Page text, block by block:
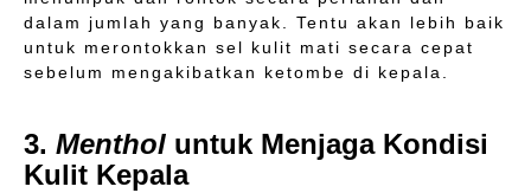
dalam jumlah yang banyak. Tentu akan lebih baik
untuk merontokkan sel kulit mati secara cepat
sebelum mengakibatkan ketombe di kepala.
3. Menthol untuk Menjaga Kondisi
Kulit Kepala